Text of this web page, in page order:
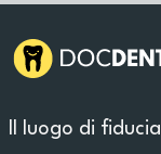
Il luogo di